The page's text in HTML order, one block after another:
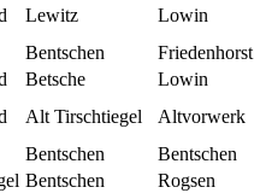
Lewitz
Lowin
Bentschen
Friedenhorst
Betsche
Lowin
Alt Tirschtiegel
Altvorwerk
Bentschen
Bentschen
Bentschen
Rogsen